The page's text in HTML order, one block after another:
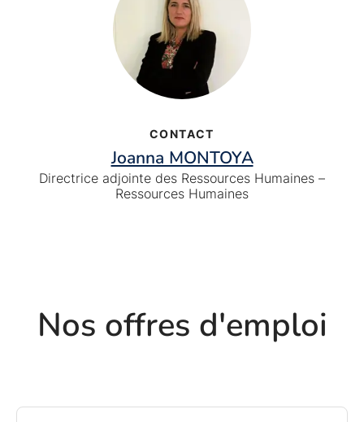
CONTACT
Joanna MONTOYA
Directrice adjointe des Ressources Humaines –
Ressources Humaines
Nos offres d'emploi